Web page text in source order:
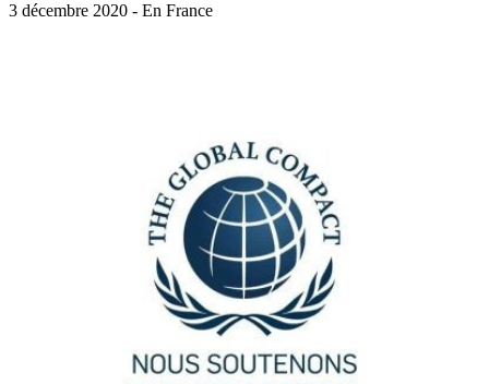
3 décembre 2020 - En France